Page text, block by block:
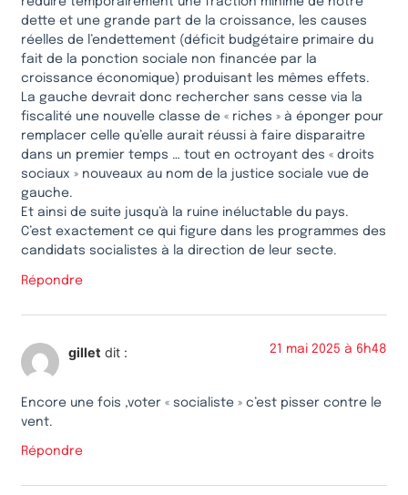
dette et une grande part de la croissance, les causes
réelles de l’endettement (déficit budgétaire primaire du
fait de la ponction sociale non financée par la
croissance économique) produisant les mêmes effets.
La gauche devrait donc rechercher sans cesse via la
fiscalité une nouvelle classe de « riches » à éponger pour
remplacer celle qu’elle aurait réussi à faire disparaitre
dans un premier temps … tout en octroyant des « droits
sociaux » nouveaux au nom de la justice sociale vue de
gauche.
Et ainsi de suite jusqu’à la ruine inéluctable du pays.
C’est exactement ce qui figure dans les programmes des
candidats socialistes à la direction de leur secte.
Répondre
gillet dit : 21 mai 2025 à 6h48
Encore une fois ,voter « socialiste » c’est pisser contre le
vent.
Répondre